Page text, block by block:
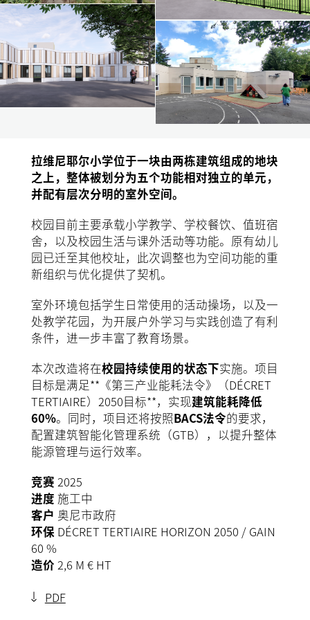
拉维尼耶尔小学位于一块由两栋建筑组成的地块
之上，整体被划分为五个功能相对独立的单元，
并配有层次分明的室外空间。
校园目前主要承载小学教学、学校餐饮、值班宿
舍，以及校园生活与课外活动等功能。原有幼儿
园已迁至其他校址，此次调整也为空间功能的重
新组织与优化提供了契机。
室外环境包括学生日常使用的活动操场，以及一
处教学花园，为开展户外学习与实践创造了有利
条件，进一步丰富了教育场景。
本次改造将在校园持续使用的状态下实施。项目
目标是满足**《第三产业能耗法令》（DÉCRET
TERTIAIRE）2050目标**，实现建筑能耗降低
60%。同时，项目还将按照BACS法令的要求，
配置建筑智能化管理系统（GTB），以提升整体
能源管理与运行效率。
竞赛 2025
进度 施工中
客户 奥尼市政府
环保 DÉCRET TERTIAIRE HORIZON 2050 / GAIN
60 %
造价 2,6 M € HT
PDF